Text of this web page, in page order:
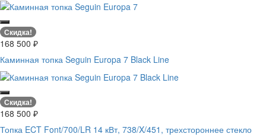
Скидка!
168 500 ₽
Каминная топка Seguin Europa 7 Black Line
Скидка!
168 500 ₽
Топка ECT Font/700/LR 14 кВт, 738/X/451, трехстороннее стекло